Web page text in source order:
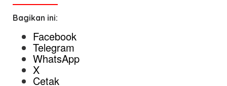
Bagikan ini:
Facebook
Telegram
WhatsApp
X
Cetak